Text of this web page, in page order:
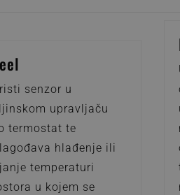
senzor u
upravljaču
termostat te
hlađenje ili
temperaturi
u kojem se